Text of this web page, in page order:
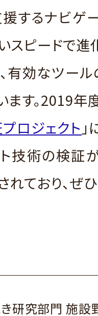
するナビゲ
ピードで進
有効なツー
す。2019年
ロジェクト
技術の検証
ており、ぜ
研究部門 施設